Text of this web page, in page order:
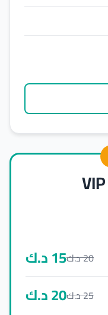
20د.ك15د.ك
25د.ك20د.ك